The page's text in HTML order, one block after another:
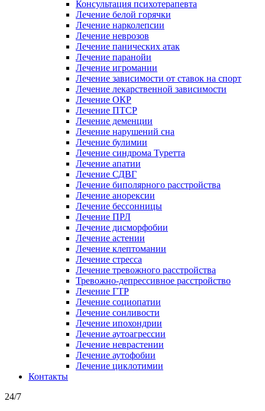
Консультация психотерапевта
Лечение белой горячки
Лечение нарколепсии
Лечение неврозов
Лечение панических атак
Лечение паранойи
Лечение игромании
Лечение зависимости от ставок на спорт
Лечение лекарственной зависимости
Лечение ОКР
Лечение ПТСР
Лечение деменции
Лечение нарушений сна
Лечение булимии
Лечение синдрома Туретта
Лечение апатии
Лечение СДВГ
Лечение биполярного расстройства
Лечение анорексии
Лечение бессонницы
Лечение ПРЛ
Лечение дисморфобии
Лечение астении
Лечение клептомании
Лечение стресса
Лечение тревожного расстройства
Тревожно-депрессивное расстройство
Лечение ГТР
Лечение социопатии
Лечение сонливости
Лечение ипохондрии
Лечение аутоагрессии
Лечение неврастении
Лечение аутофобии
Лечение циклотимии
Контакты
24/7